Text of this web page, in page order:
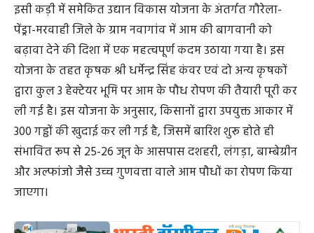
इसी कड़ी में समेकित उद्यान विकास योजना के अंतर्गत गौरेला-
पेंड्रा-मरवाही जिले के ग्राम नवागांव में आम की बागवानी को
बढ़ावा देने की दिशा में एक महत्वपूर्ण कदम उठाया गया है। इस
योजना के तहत कृषक श्री धर्मेन्द्र सिंह कंवर एवं दो अन्य कृषकों
द्वारा कुल 3 हेक्टेयर भूमि पर आम के पौध रोपण की तैयारी पूरी कर
ली गई है। इस योजना के अनुसार, किसानों द्वारा उपयुक्त आकार में
300 गड्ढों की खुदाई कर ली गई है, जिसमें बारिश शुरू होते ही
संभावित रूप से 25-26 जून के आसपास दशहरी, लंगड़ा, बाम्बेग्रीन
और अल्फांजो जैसे उच्च गुणवत्ता वाले आम पौधों का रोपण किया
जाएगा।